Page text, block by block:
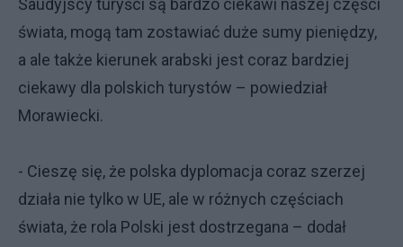
Saudyjscy turyści są bardzo ciekawi naszej części
świata, mogą tam zostawiać duże sumy pieniędzy,
a ale także kierunek arabski jest coraz bardziej
ciekawy dla polskich turystów – powiedział
Morawiecki.
- Cieszę się, że polska dyplomacja coraz szerzej
działa nie tylko w UE, ale w różnych częściach
świata, że rola Polski jest dostrzegana – dodał